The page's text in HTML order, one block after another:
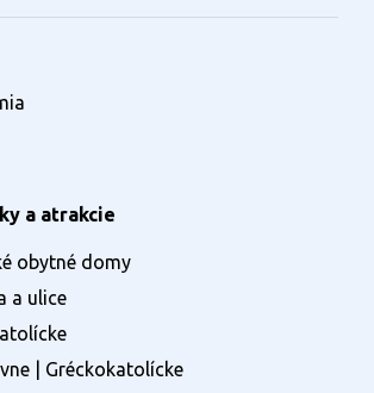
a atrakcie
obytné domy
a ulice
| Gréckokatolícke